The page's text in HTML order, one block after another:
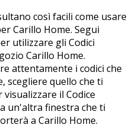
così facili come usare
Carillo Home. Segui
utilizzare gli Codici
Carillo Home.
attentamente i codici che
scegliere quello che ti
visualizzare il Codice
un'altra finestra che ti
a Carillo Home.